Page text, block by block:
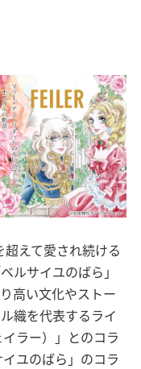
えて愛され続ける
ルサイユのばら」
高い文化やストー
織を代表するライ
ラー）」とのコラ
ユのばら」のコラ